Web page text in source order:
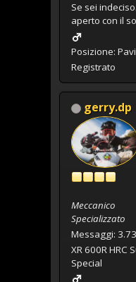
Se sei
aperto con il
Posizione:
Registrato
gerry.dp
Meccanico
Specializzato
Messaggi:
XR 600R HRC
Special